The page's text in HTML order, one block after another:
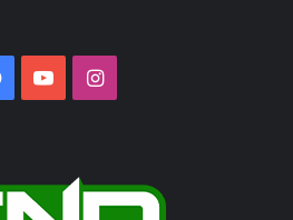
FacebookYouTubeInstagram